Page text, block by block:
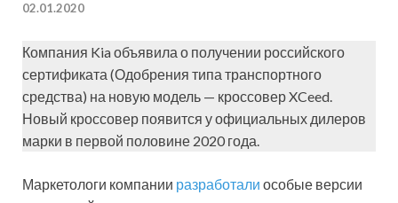
02.01.2020
Компания Kia объявила о получении российского
сертификата (Одобрения типа транспортного
средства) на новую модель — кроссовер XCeed.
Новый кроссовер появится у официальных дилеров
марки в первой половине 2020 года.
Маркетологи компании разработали особые версии